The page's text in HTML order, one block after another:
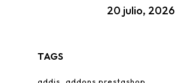
20 julio, 2026
TAGS